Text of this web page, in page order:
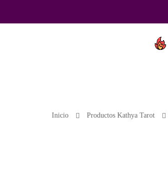
Inicio Productos Kathya Tarot